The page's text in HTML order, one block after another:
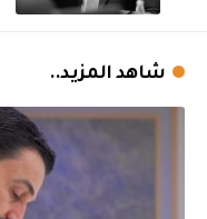
شاهد المزيد..